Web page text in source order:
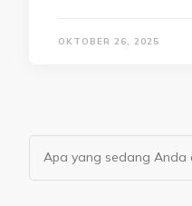
OKTOBER 26, 2025